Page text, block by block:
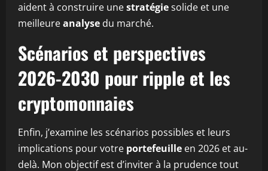
aident à construire unestratégiesolide et une
meilleureanalyse du marché.
Scénarios et perspectives
2026-2030 pour ripple et les
cryptomonnaies
Enfin, j’examine les scénarios possibles et leurs
implications pour votre portefeuille en 2026 et au-
delà. Mon objectif est d’inviter à la prudence tout